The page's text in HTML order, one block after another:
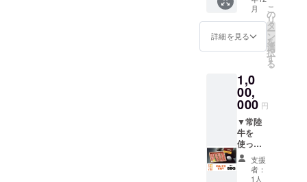
場合に
は、他
の方と
の同行
になる
があり
ます。
▼お礼
のお手
紙
合があ
りま
す。
※撮影
は、茨
京、栃
木、埼
玉、千
葉に限
りま
す。 そ
の他の
地域か
らご希
望され
間で
す。 ▼
お礼の
お手紙
バーベ
キュー
（施設
貸切）
※食材
分）釣
りたて
の漁師
さんお
勧めの
魚／牛
肉約
100g／
豚肉約
100g／
月
詳細を見る
こ
の
リ
タ
ー
ン
を
選
択
す
る
1,0
00,
000 円
▼常陸
牛を
使った
バーベ
キュー
チケッ
支援
者：
1人